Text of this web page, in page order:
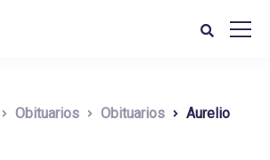
Obituarios Obituarios
Aurelio